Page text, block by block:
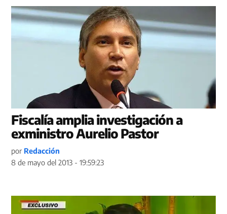
Fiscalía amplia investigación a
exministro Aurelio Pastor
por Redacción
8 de mayo del 2013 - 19:59:23